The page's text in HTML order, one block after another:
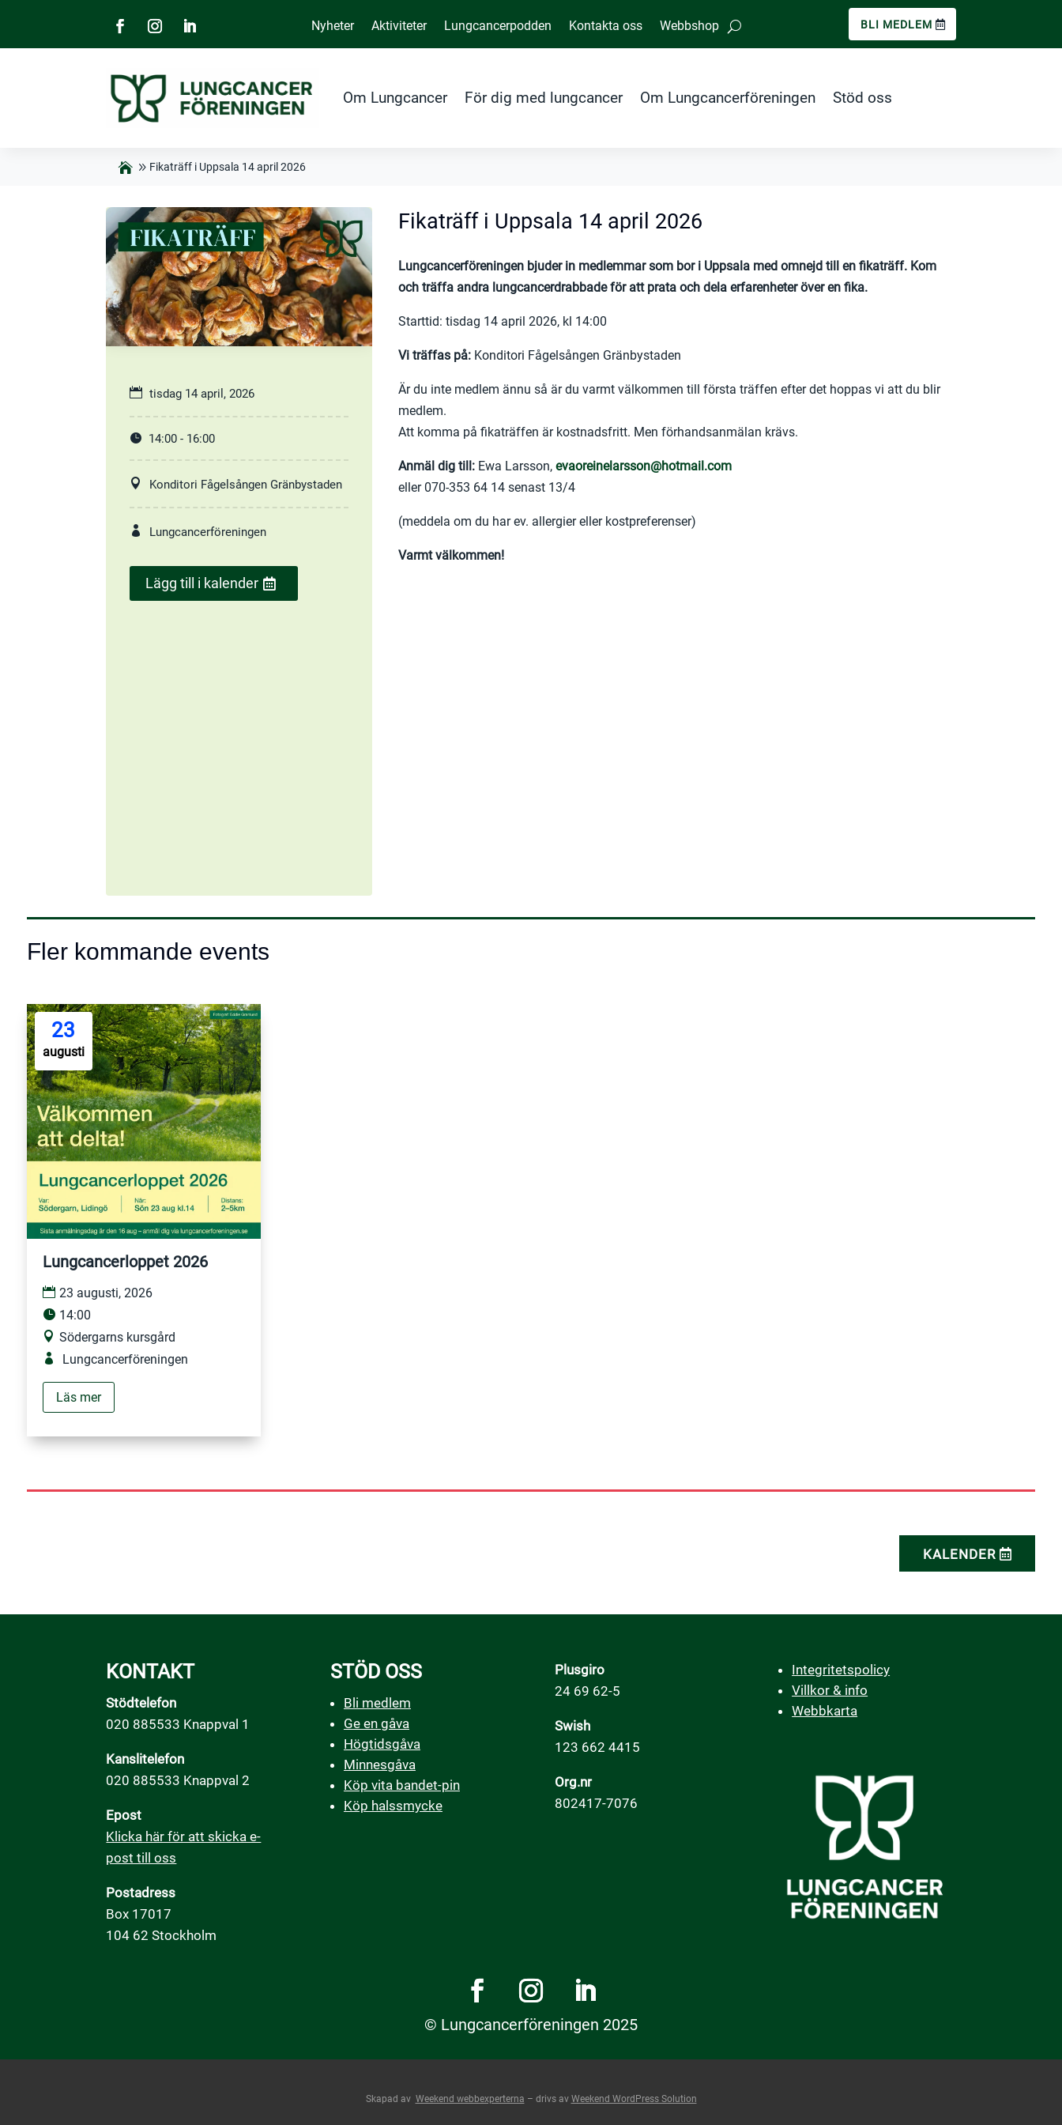
Nyheter Aktiviteter Lungcancerpodden Kontakta oss Webbshop BLI MEDLEM
Om Lungcancer För dig med lungcancer Om Lungcancerföreningen Stöd oss
Fikaträff i Uppsala 14 april 2026
tisdag 14 april, 2026
14:00 - 16:00
Konditori Fågelsången Gränbystaden
Lungcancerföreningen
Lägg till i kalender
Fikaträff i Uppsala 14 april 2026
Lungcancerföreningen bjuder in medlemmar som bor i Uppsala med omnejd till en fikaträff. Kom
och träffa andra lungcancerdrabbade för att prata och dela erfarenheter över en fika.
Starttid: tisdag 14 april 2026, kl 14:00
Vi träffas på:Konditori Fågelsången Gränbystaden
Är du inte medlem ännu så är du varmt välkommen till första träffen efter det hoppas vi att du blir
medlem.
Att komma på fikaträffen är kostnadsfritt. Men förhandsanmälan krävs.
Anmäl dig till:Ewa Larsson, evaoreinelarsson@hotmail.com
eller 070-353 64 14 senast 13/4
(meddela om du har ev. allergier eller kostpreferenser)
Varmt välkommen!
Fler kommande events
23
augusti
Lungcancerloppet 2026
23 augusti, 2026
14:00
Södergarns kursgård
Lungcancerföreningen
Läs mer
KALENDER
KONTAKT
Stödtelefon
020 885533 Knappval 1
Kanslitelefon
020 885533 Knappval 2
Epost
Klicka här för att skicka e-
post till oss
Postadress
Box 17017
104 62 Stockholm
STÖD OSS
Bli medlem
Ge en gåva
Högtidsgåva
Minnesgåva
Köp vita bandet-pin
Köp halssmycke
Plusgiro
24 69 62-5
Swish
123 662 4415
Org.nr
802417-7076
Integritetspolicy
Villkor & info
Webbkarta
© Lungcancerföreningen 2025
Skapad av Weekend webbexperterna – drivs av Weekend WordPress Solution